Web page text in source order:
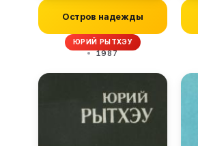
Остров надежды
ЮРИЙ РЫТХЭУ
1987